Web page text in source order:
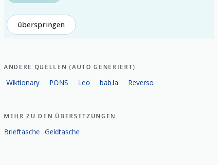
überspringen
ANDERE QUELLEN (AUTO GENERIERT)
Wiktionary PONS Leo bab.la Reverso
MEHR ZU DEN ÜBERSETZUNGEN
Brieftasche Geldtasche